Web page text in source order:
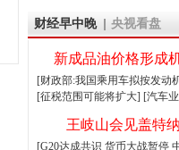
财经早中晚 央视看盘
新成品油价格形成
[财政部:我国乘用车拟按发动
[征税范围可能将扩大] [汽车
王岐山会见盖特
[G20达成共识 货币大战暂停